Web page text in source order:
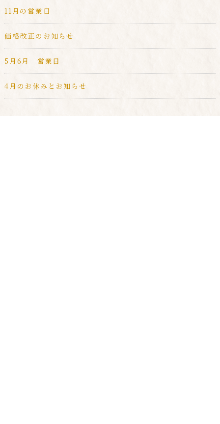
11月の営業日
価格改正のお知らせ
5月6月 営業日
4月のお休みとお知らせ